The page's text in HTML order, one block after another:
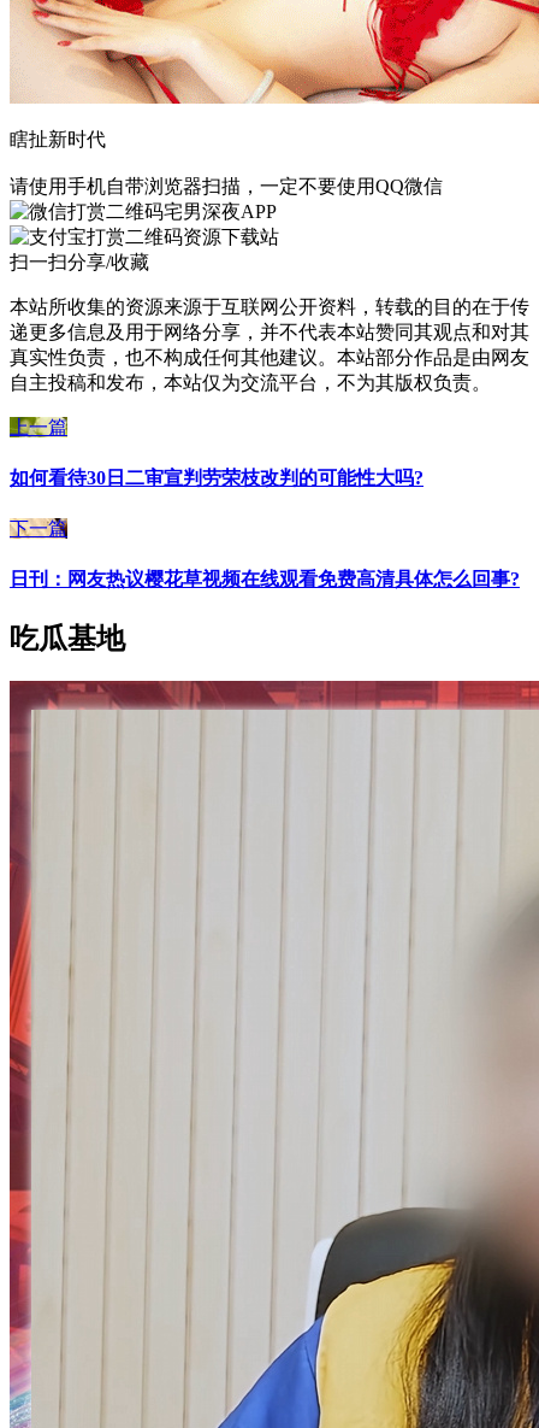
瞎扯新时代
请使用手机自带浏览器扫描，一定不要使用QQ微信
宅男深夜APP
资源下载站
扫一扫分享/收藏
本站所收集的资源来源于互联网公开资料，转载的目的在于传
递更多信息及用于网络分享，并不代表本站赞同其观点和对其
真实性负责，也不构成任何其他建议。本站部分作品是由网友
自主投稿和发布，本站仅为交流平台，不为其版权负责。
上一篇
如何看待30日二审宣判劳荣枝改判的可能性大吗?
下一篇
日刊：网友热议樱花草视频在线观看免费高清具体怎么回事?
吃瓜基地